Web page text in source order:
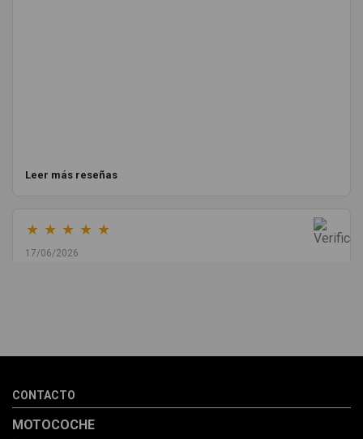
Leer más reseñas
★ ★ ★ ★ ★
17/06/2026
la pieza llegó correcta y bien embalada, además de llegarme 2
CONTACTO
MOTOCOCHE